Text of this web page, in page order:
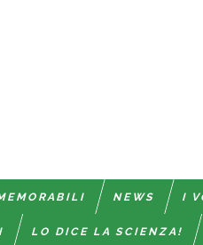
NEWS I
LO DICE LA SCIENZA!